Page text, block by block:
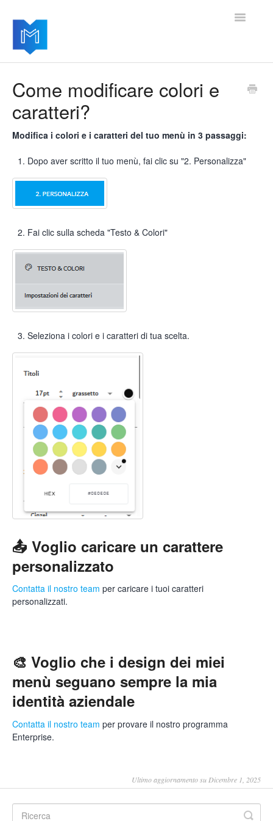
Toggle
Gestire le impostazioni
Aggiungere moduli avanzati
Aggiornamenti del software
Come modificare colori e
caratteri?
Modifica i colori e i caratteri del tuo menù in 3 passaggi:
Dopo aver scritto il tuo menù, fai clic su "2. Personalizza"
Fai clic sulla scheda "Testo & Colori"
Seleziona i colori e i caratteri di tua scelta.
📤 Voglio caricare un carattere
personalizzato
Contatta il nostro team per caricare i tuoi caratteri
personalizzati.
🎨 Voglio che i design dei miei
menù seguano sempre la mia
identità aziendale
Contatta il nostro team per provare il nostro programma
Enterprise.
Ultimo aggiornamento su Dicembre 1, 2025